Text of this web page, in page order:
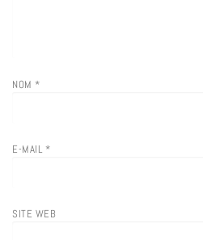
NOM *
E-MAIL *
SITE WEB